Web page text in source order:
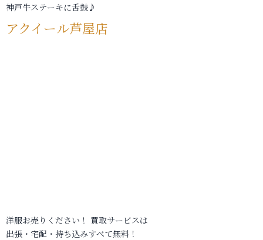
神戸牛ステーキに舌鼓♪
アクイール芦屋店
洋服お売りください！ 買取サービスは
出張・宅配・持ち込みすべて無料！